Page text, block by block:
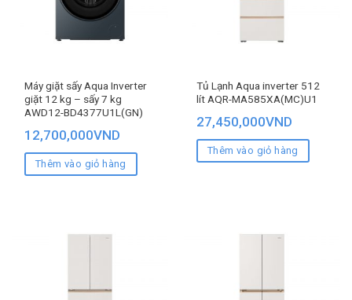
Máy giặt sấy Aqua Inverter
giặt 12 kg – sấy 7 kg
AWD12-BD4377U1L(GN)
12,700,000VND
Thêm vào giỏ hàng
Tủ Lạnh Aqua inverter 512
lít AQR-MA585XA(MC)U1
27,450,000VND
Thêm vào giỏ hàng